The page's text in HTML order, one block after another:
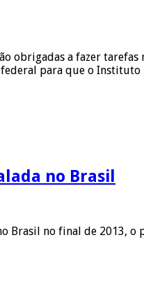
a fazer
federal para que o
no Brasil
no final de 2013,